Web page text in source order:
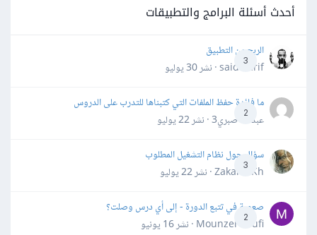
أحدث أسئلة البرامج والتطبيقات
3
الربح من التطبيق
said darif · نشر
30 يوليو
2
ما فائدة حفظ الملفات التي كتبناها للتدرب على الدروس
عبدالله صبري3 · نشر
22 يوليو
3
سؤال حول نظام التشغيل المطلوب
Zakaria Kh · نشر
22 يوليو
2
صعوبة في تتبع الدورة - إلى أي درس وصلت؟
Mounzer Soufi · نشر
16 يونيو